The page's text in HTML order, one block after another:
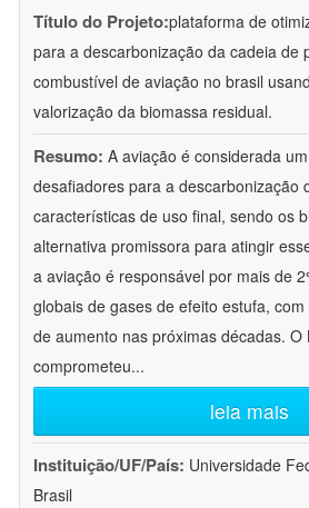
Título do Projeto:plataforma de
para a descarbonização da cadeia de
combustível de aviação no brasil
valorização da biomassa residual.
Resumo: A aviação é considerada
desafiadores para a descarbonização
características de uso final, sendo os
alternativa promissora para atingir
a aviação é responsável por mais de
globais de gases de efeito estufa,
de aumento nas próximas décadas. O
comprometeu...
leia mais
Instituição/UF/País: Universidade
Brasil